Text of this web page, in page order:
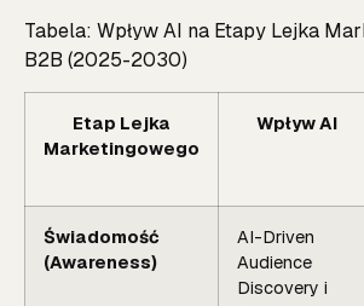
Tabela: Wpływ AI na Etapy Lejka
B2B (2025-2030)
Etap Lejka
Marketingowego
Wpływ AI
Świadomość
(Awareness)
AI-Driven
Audience
Discovery i